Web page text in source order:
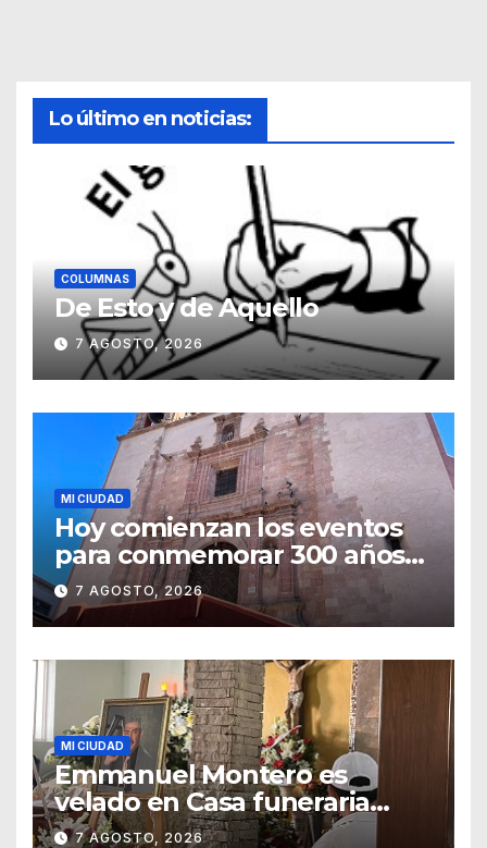
Lo último en noticias:
COLUMNAS
De Esto y de Aquello
7 AGOSTO, 2026
MI CIUDAD
Hoy comienzan los eventos
para conmemorar 300 años
del templo de San Roque
7 AGOSTO, 2026
MI CIUDAD
Emmanuel Montero es
velado en Casa funeraria
Forasté
7 AGOSTO, 2026